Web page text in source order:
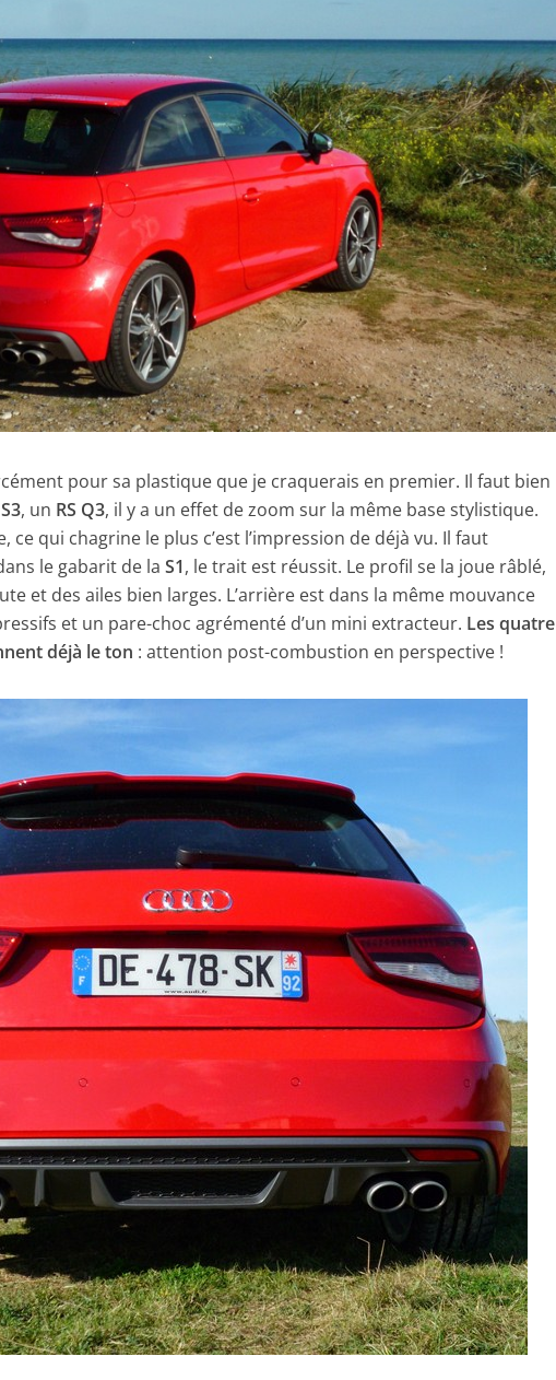
pour sa plastique que je craquerais en premier. Il faut bien
S3, un RS Q3, il y a un effet de zoom sur la même base stylistique.
ce qui chagrine le plus c’est l’impression de déjà vu. Il faut
le gabarit de laS1, le trait est réussit. Le profil se la joue râblé,
et des ailes bien larges. L’arrière est dans la même mouvance
et un pare-choc agrémenté d’un mini extracteur. Les quatre
déjà le ton : attention post-combustion en perspective !